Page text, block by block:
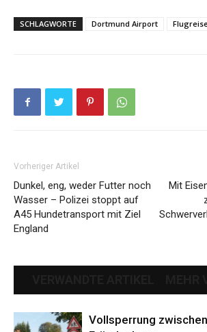
SCHLAGWORTE Dortmund Airport
Vorheriger Artikel
Dunkel, eng, weder Futter noch
Wasser – Polizei stoppt auf
A45 Hundetransport mit Ziel
England
Mit
Vollsperrung